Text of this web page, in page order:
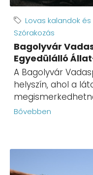
Lovas kalandok
Szórakozás
Bagolyvár
Egyedülálló
A Bagolyvár
helyszín, ahol a
Bővebben